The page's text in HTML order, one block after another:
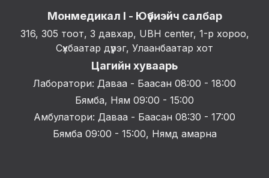
Монмедикал I - Юүбиэйч салбар
316, 305 тоот, 3 давхар, UBH center, 1-р хороо,
Сүхбаатар дүүрэг, Улаанбаатар хот
Цагийн хуваарь
Лаборатори: Даваа - Баасан 08:00 - 18:00
Бямба, Ням 09:00 - 15:00
Амбулатори: Даваа - Баасан 08:30 - 17:00
Бямба 09:00 - 15:00, Нямд амарна